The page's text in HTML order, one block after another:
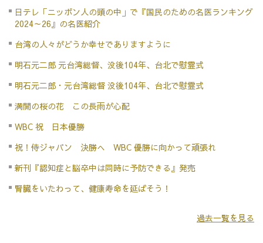
日テレ「ニッポン人の頭の中」で『国民のための名医ランキング
2024～26』の名医紹介
台湾の人々がどうか幸せでありますように
明石元二郎 元台湾総督、没後104年、台北で慰霊式
明石元二郎・元台湾総督 没後104年、台北で慰霊式
満開の桜の花 この長雨が心配
WBC 祝 日本優勝
祝！侍ジャパン 決勝へ WBC 優勝に向かって頑張れ
新刊『認知症と脳卒中は同時に予防できる』発売
腎臓をいたわって、健康寿命を延ばそう！
過去一覧を見る